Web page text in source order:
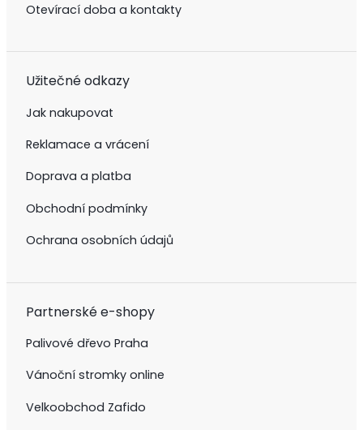
Otevírací doba a kontakty
Užitečné odkazy
Jak nakupovat
Reklamace a vrácení
Doprava a platba
Obchodní podmínky
Ochrana osobních údajů
Partnerské e-shopy
Palivové dřevo Praha
Vánoční stromky online
Velkoobchod Zafido